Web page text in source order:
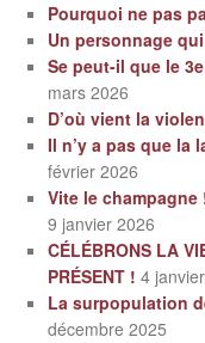
Pourquoi ne pas
Un personnage
Se peut-il que le
mars 2026
D’où vient la
Il n’y a pas que la
février 2026
Vite le
9 janvier 2026
CÉLÉBRONS LA
PRÉSENT ! 4
La surpopulation
décembre 2025